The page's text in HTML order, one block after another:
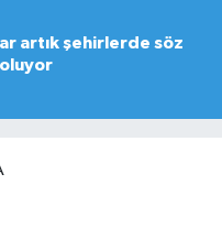
artık şehirlerde söz